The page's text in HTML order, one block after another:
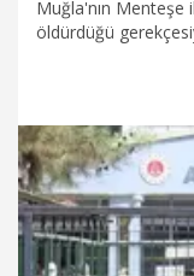
Muğla'nın Menteşe
öldürdüğü
hapis cezasına
hükmünü ise bozan
23.07.2026